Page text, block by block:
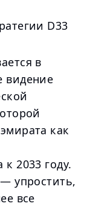
D33
в
видение
как
2033 году.
упростить,
все